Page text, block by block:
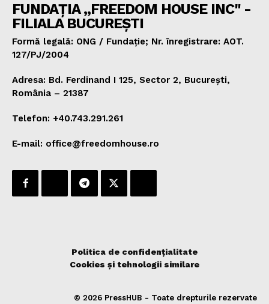
FUNDAȚIA „FREEDOM HOUSE INC" -
FILIALA BUCUREȘTI
Formă legală: ONG / Fundație; Nr. înregistrare: AOT.
127/PJ/2004
Adresa: Bd. Ferdinand I 125, Sector 2, București,
România – 21387
Telefon: +40.743.291.261
E-mail: office@freedomhouse.ro
Politica de confidențialitate
Cookies și tehnologii similare
© 2026 PressHUB - Toate drepturile rezervate